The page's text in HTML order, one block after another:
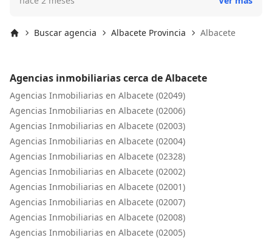
comprara 100 casas, 100 veces lo llamaría. No solo buen
horas, ha movido cielo y tierra para hablar con todas las
partes y se ha preocupado en todo momento del estado
Buscar agencia Albacete Provincia Albacete
Agencias inmobiliarias cerca de Albacete
Agencias Inmobiliarias en Albacete (02049)
Agencias Inmobiliarias en Albacete (02006)
Agencias Inmobiliarias en Albacete (02003)
Agencias Inmobiliarias en Albacete (02004)
Agencias Inmobiliarias en Albacete (02328)
Agencias Inmobiliarias en Albacete (02002)
Agencias Inmobiliarias en Albacete (02001)
Agencias Inmobiliarias en Albacete (02007)
Agencias Inmobiliarias en Albacete (02008)
Agencias Inmobiliarias en Albacete (02005)